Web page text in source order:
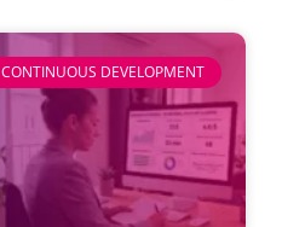
CONTINUOUS DEVELOPMENT